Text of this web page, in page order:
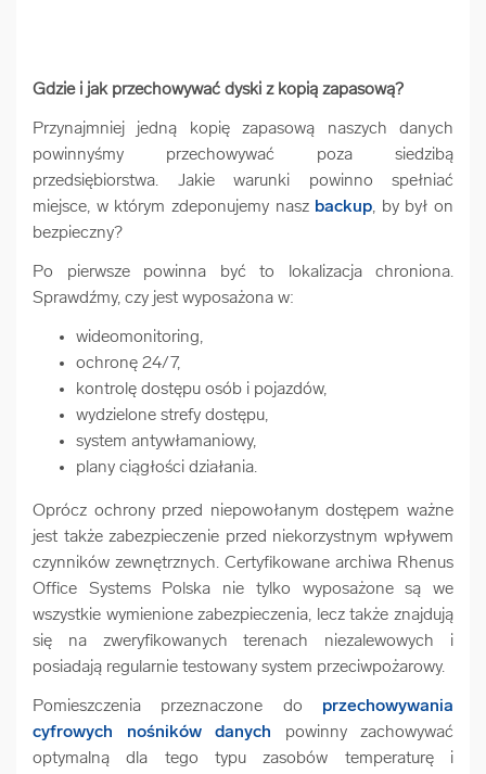
Gdzie i jak przechowywać dyski z kopią zapasową?
Przynajmniej jedną kopię zapasową naszych danych
powinnyśmy przechowywać poza siedzibą
przedsiębiorstwa. Jakie warunki powinno spełniać
miejsce, w którym zdeponujemy nasz backup, by był on
bezpieczny?
Po pierwsze powinna być to lokalizacja chroniona.
Sprawdźmy, czy jest wyposażona w:
wideomonitoring,
ochronę 24/7,
kontrolę dostępu osób i pojazdów,
wydzielone strefy dostępu,
system antywłamaniowy,
plany ciągłości działania.
Oprócz ochrony przed niepowołanym dostępem ważne
jest także zabezpieczenie przed niekorzystnym wpływem
czynników zewnętrznych. Certyfikowane archiwa Rhenus
Office Systems Polska nie tylko wyposażone są we
wszystkie wymienione zabezpieczenia, lecz także znajdują
się na zweryfikowanych terenach niezalewowych i
posiadają regularnie testowany system przeciwpożarowy.
Pomieszczenia przeznaczone do przechowywania
cyfrowych nośników danych powinny zachowywać
optymalną dla tego typu zasobów temperaturę i